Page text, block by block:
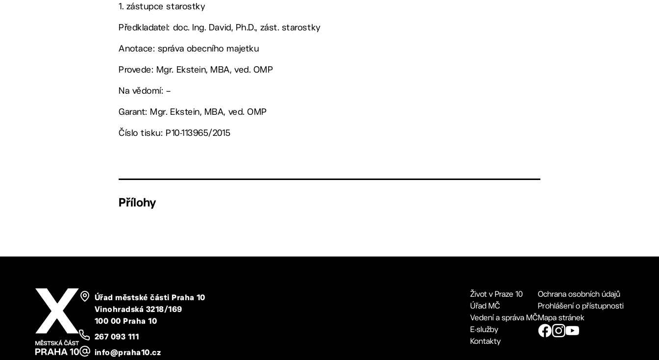
1. zástupce starostky
Předkladatel: doc. Ing. David, Ph.D., zást. starostky
Anotace: správa obecního majetku
Provede: Mgr. Ekstein, MBA, ved. OMP
Na vědomí: –
Garant: Mgr. Ekstein, MBA, ved. OMP
Číslo tisku: P10-113965/2015
Přílohy
Úřad městské části Praha 10
Vinohradská 3218/169
100 00 Praha 10
267 093 111
info@praha10.cz
Život v Praze 10
Úřad MČ
Vedení a správa MČ
E-služby
Kontakty
Ochrana osobních údajů
Prohlášení o přístupnosti
Mapa stránek